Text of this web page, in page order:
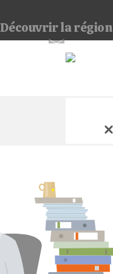
Découvrirla région